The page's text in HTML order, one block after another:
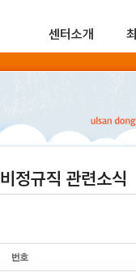
센터소개
비정규직 관련소식